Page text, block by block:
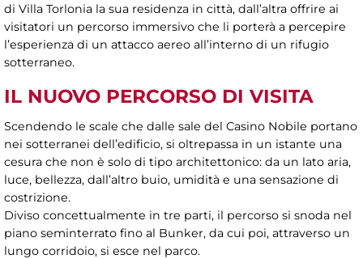
di Villa Torlonia la sua residenza in città, dall’altra offrire ai
visitatori un percorso immersivo che li porterà a percepire
l’esperienza di un attacco aereo all’interno di un rifugio
sotterraneo.
IL NUOVO PERCORSO DI VISITA
Scendendo le scale che dalle sale del Casino Nobile portano
nei sotterranei dell’edificio, si oltrepassa in un istante una
cesura che non è solo di tipo architettonico: da un lato aria,
luce, bellezza, dall’altro buio, umidità e una sensazione di
costrizione.
Diviso concettualmente in tre parti, il percorso si snoda nel
piano seminterrato fino al Bunker, da cui poi, attraverso un
lungo corridoio, si esce nel parco.